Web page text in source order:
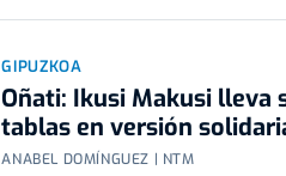
GIPUZKOA
Oñati: Ikusi Makusi lleva
tablas en versión
ANABEL DOMÍNGUEZ | NTM